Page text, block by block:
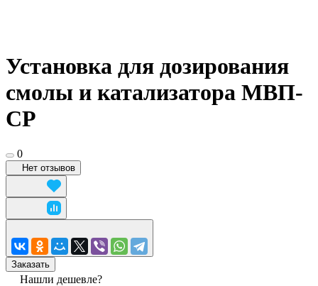
Установка для дозирования
смолы и катализатора МВП-
СР
0
Нет отзывов
Заказать
Нашли дешевле?